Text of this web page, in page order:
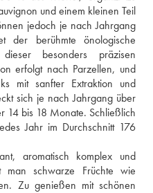
und einem kleinen Teil
jedoch je nach Jahrgang
der berühmte önologische
besonders präzisen
erfolgt nach Parzellen, und
mit sanfter Extraktion und
sich je nach Jahrgang über
14 bis 18 Monate. Schließlich
Jahr im Durchschnitt 176
aromatisch komplex und
schwarze Früchte wie
Zu genießen mit schönen